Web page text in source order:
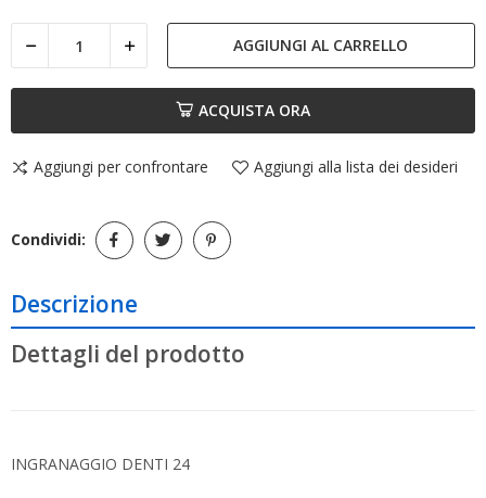
AGGIUNGI AL CARRELLO
ACQUISTA ORA
Aggiungi per confrontare Aggiungi alla lista dei desideri
Condividi:
Descrizione
Dettagli del prodotto
INGRANAGGIO DENTI 24